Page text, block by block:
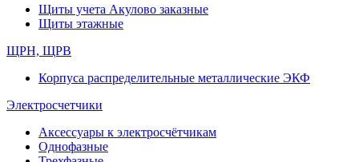
Щиты учета Акулово заказные
Щиты этажные
ЩРН, ЩРВ
Корпуса распределительные металлические ЭКФ
Электросчетчики
Аксессуары к электросчётчикам
Однофазные